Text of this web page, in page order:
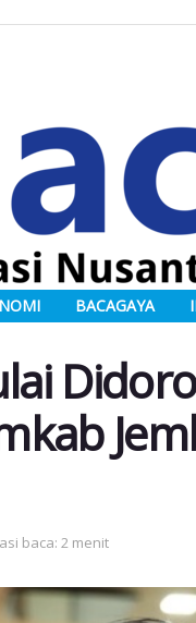
BACAGAYA
baca: 2 menit